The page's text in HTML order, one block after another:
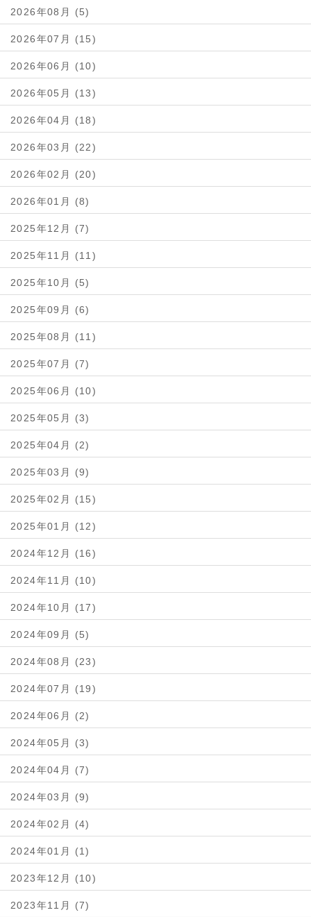
2026年08月 (5)
2026年07月 (15)
2026年06月 (10)
2026年05月 (13)
2026年04月 (18)
2026年03月 (22)
2026年02月 (20)
2026年01月 (8)
2025年12月 (7)
2025年11月 (11)
2025年10月 (5)
2025年09月 (6)
2025年08月 (11)
2025年07月 (7)
2025年06月 (10)
2025年05月 (3)
2025年04月 (2)
2025年03月 (9)
2025年02月 (15)
2025年01月 (12)
2024年12月 (16)
2024年11月 (10)
2024年10月 (17)
2024年09月 (5)
2024年08月 (23)
2024年07月 (19)
2024年06月 (2)
2024年05月 (3)
2024年04月 (7)
2024年03月 (9)
2024年02月 (4)
2024年01月 (1)
2023年12月 (10)
2023年11月 (7)